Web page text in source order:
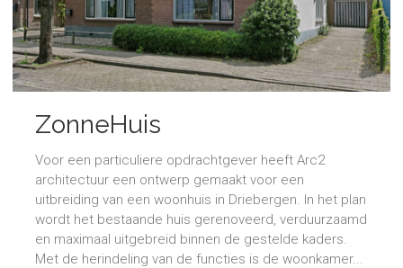
ZonneHuis
Voor een particuliere opdrachtgever heeft Arc2
architectuur een ontwerp gemaakt voor een
uitbreiding van een woonhuis in Driebergen. In het plan
wordt het bestaande huis gerenoveerd, verduurzaamd
en maximaal uitgebreid binnen de gestelde kaders.
Met de herindeling van de functies is de woonkamer...